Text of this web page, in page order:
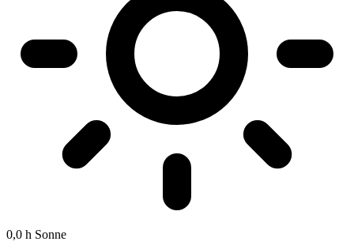
0,0 h Sonne